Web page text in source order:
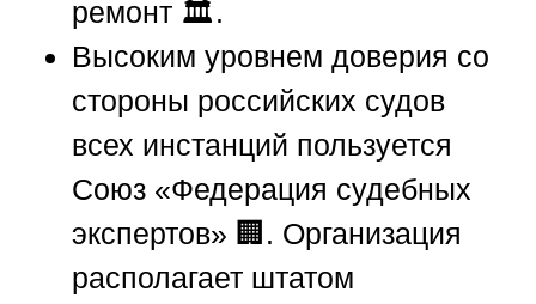
ремонт 🏛️.
Высоким уровнем доверия со
стороны российских судов
всех инстанций пользуется
Союз «Федерация судебных
экспертов» 🏢. Организация
располагает штатом